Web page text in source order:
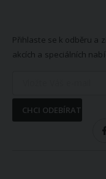
Přihlaste se k odběru a
akcích a speciálních
CHCI ODEBÍRAT